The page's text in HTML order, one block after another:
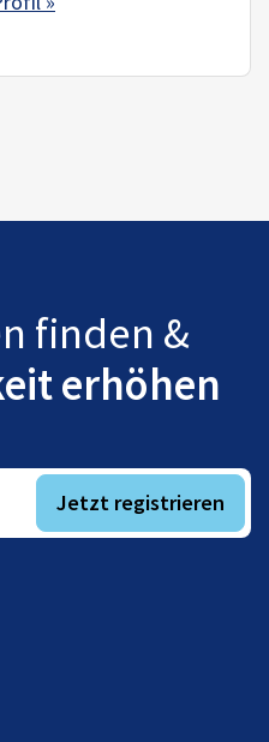
finden &
erhöhen
Jetzt registrieren